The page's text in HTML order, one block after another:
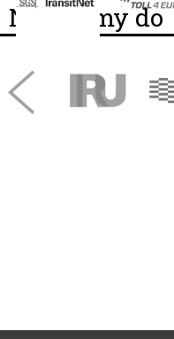
Należymy do